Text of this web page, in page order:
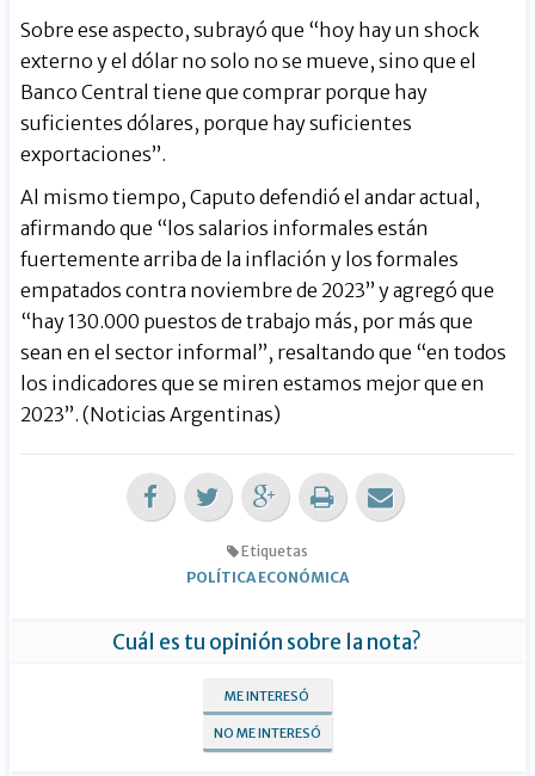
Sobre ese aspecto, subrayó que “hoy hay un shock
externo y el dólar no solo no se mueve, sino que el
Banco Central tiene que comprar porque hay
suficientes dólares, porque hay suficientes
exportaciones”.
Al mismo tiempo, Caputo defendió el andar actual,
afirmando que “los salarios informales están
fuertemente arriba de la inflación y los formales
empatados contra noviembre de 2023” y agregó que
“hay 130.000 puestos de trabajo más, por más que
sean en el sector informal”, resaltando que “en todos
los indicadores que se miren estamos mejor que en
2023”. (Noticias Argentinas)
Etiquetas
POLÍTICA ECONÓMICA
Cuál es tu opinión sobre la nota?
ME INTERESÓ
NO ME INTERESÓ